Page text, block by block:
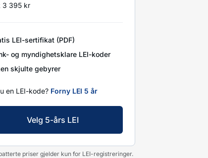
3 395 kr
LEI-sertifikat (PDF)
og myndighetsklare LEI-koder
skjulte gebyrer
en LEI-kode? Forny LEI 5 år
Velg 5-års LEI
priser gjelder kun for LEI-registreringer.